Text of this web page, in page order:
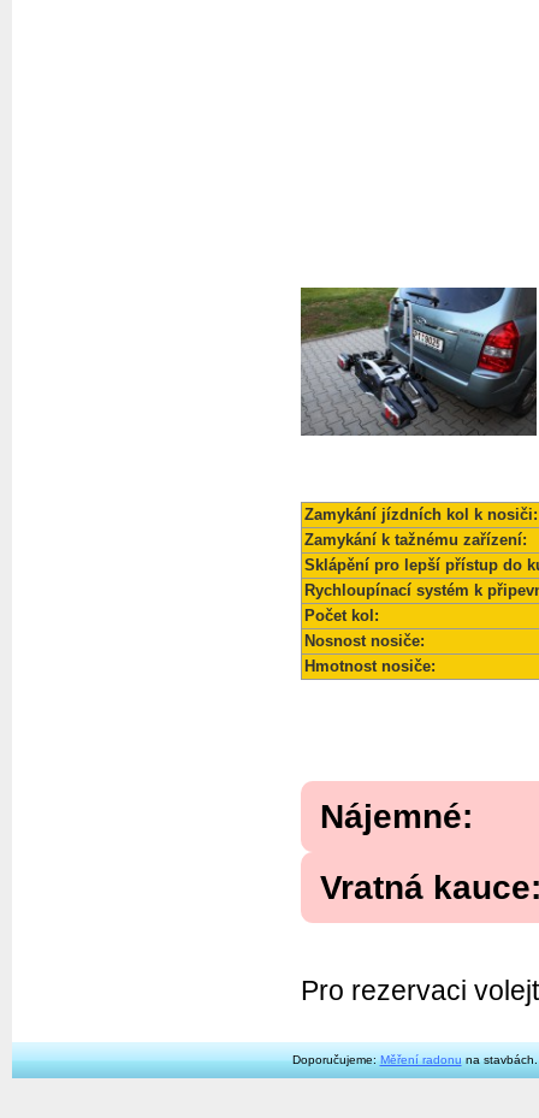
Zamykání jízdních kol k nosiči:
Zamykání k tažnému zařízení:
Sklápění pro lepší přístup do
Rychloupínací systém k
Počet kol:
Nosnost nosiče:
Hmotnost nosiče:
Nájemné:
Vratná
Pro rezervaci
Doporučujeme:Měření radonuna stavbách.